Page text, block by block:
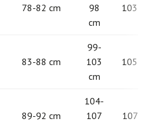
78-82 cm
98
cm
103
83-88 cm
99-
103
cm
105
89-92 cm
104-
107
107